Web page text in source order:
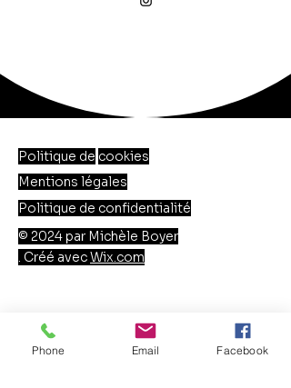
Politique de cookies
Mentions légales
Politique de confidentialité
© 2024 par Michèle Boyer
. Créé avecWix.com
Phone Email Facebook